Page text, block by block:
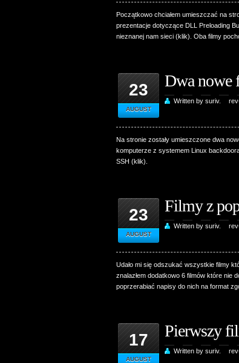
Początkowo chciałem umieszczać na
prezentacje dotyczące DLL Preloading
nieznanej nam sieci (klik). Oba filmy
23
AUGUST
Dwa nowe
Written by suriv.
Na stronie zostały umieszczone dwa
komputerze z systemem Linux
SSH (klik).
23
AUGUST
Filmy z
Written by suriv.
Udało mi się odszukać wszystkie filmy
znalazłem dodatkowo 6 filmów które nie
poprzerabiać napisy do nich na format
17
AUGUST
Pierwszy
Written by suriv.